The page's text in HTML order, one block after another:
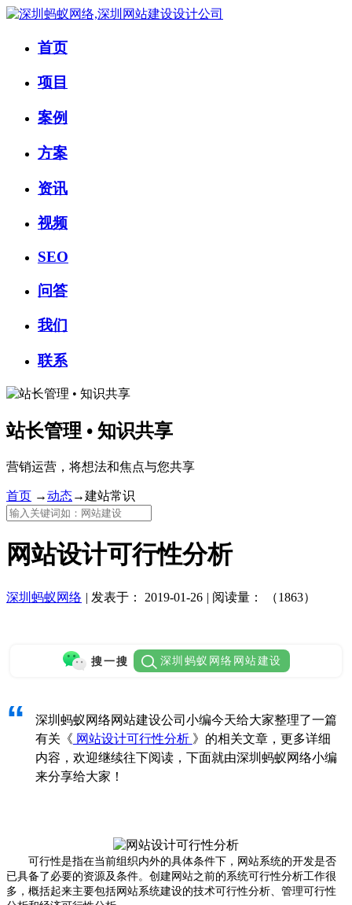
首页
项目
案例
方案
资讯
视频
SEO
问答
我们
联系
站长管理 • 知识共享
营销运营，将想法和焦点与您共享
首页 →动态→建站常识
网站设计可行性分析
深圳蚂蚁网络 | 发表于： 2019-01-26 | 阅读量： （1863）
搜一搜 深圳蚂蚁网络网站建设
“
深圳蚂蚁网络网站建设公司小编今天给大家整理了一篇
有关《 网站设计可行性分析 》的相关文章，更多详细
内容，欢迎继续往下阅读，下面就由深圳蚂蚁网络小编
来分享给大家！
可行性是指在当前组织内外的具体条件下，网站系统的开发是否
已具备了必要的资源及条件。创建网站之前的系统可行性分析工作很
多，概括起来主要包括网站系统建设的技术可行性分析、管理可行性